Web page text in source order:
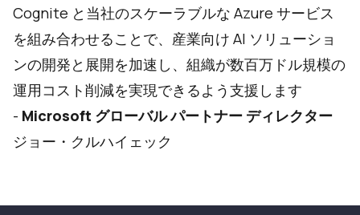
Cognite と当社のスケーラブルな Azure サービス
を組み合わせることで、産業向け AI ソリューショ
ンの開発と展開を加速し、組織が数百万ドル規模の
運用コスト削減を実現できるよう支援します
- Microsoft グローバル パートナー ディレクター
ジョー・クルハイェック